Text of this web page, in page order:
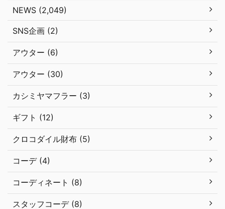
NEWS (2,049)
SNS企画 (2)
アウター (6)
アウター (30)
カシミヤマフラー (3)
ギフト (12)
クロコダイル財布 (5)
コーデ (4)
コーディネート (8)
スタッフコーデ (8)